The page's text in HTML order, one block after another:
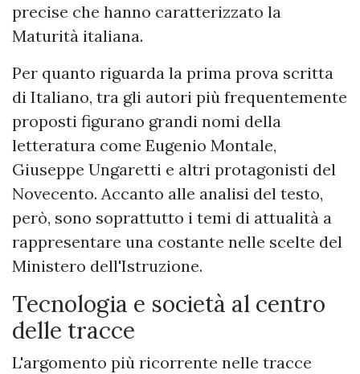
precise che hanno caratterizzato la
Maturità italiana.
Per quanto riguarda la prima prova scritta
di Italiano, tra gli autori più frequentemente
proposti figurano grandi nomi della
letteratura come Eugenio Montale,
Giuseppe Ungaretti e altri protagonisti del
Novecento. Accanto alle analisi del testo,
però, sono soprattutto i temi di attualità a
rappresentare una costante nelle scelte del
Ministero dell'Istruzione.
Tecnologia e società al centro
delle tracce
L'argomento più ricorrente nelle tracce